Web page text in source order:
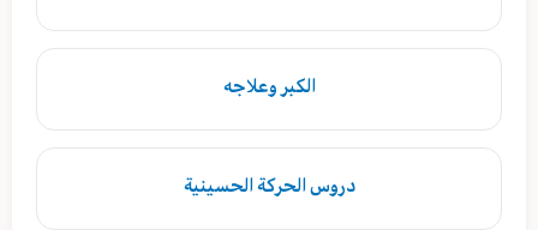
الكبر وعلاجه
دروس الحركة الحسينية